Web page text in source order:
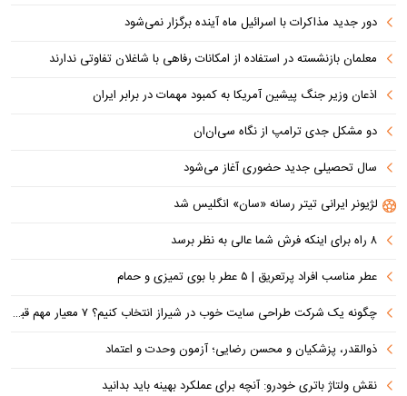
دور جدید مذاکرات با اسرائیل ماه آینده برگزار نمی‌شود
معلمان بازنشسته در استفاده از امکانات رفاهی با شاغلان تفاوتی ندارند
اذعان وزیر جنگ پیشین آمریکا به کمبود مهمات در برابر ایران
دو مشکل جدی ترامپ از نگاه سی‌ان‌ان
سال تحصیلی جدید حضوری آغاز می‌شود
لژیونر ایرانی تیتر رسانه «سان» انگلیس شد
۸ راه برای اینکه فرش شما عالی به نظر برسد
عطر مناسب افراد پرتعریق | ۵ عطر با بوی تمیزی و حمام
چگونه یک شرکت طراحی سایت خوب در شیراز انتخاب کنیم؟ ۷ معیار مهم قبل از سفارش سایت
ذوالقدر، پزشکیان و محسن رضایی؛ آزمون وحدت و اعتماد
نقش ولتاژ باتری خودرو: آنچه برای عملکرد بهینه باید بدانید